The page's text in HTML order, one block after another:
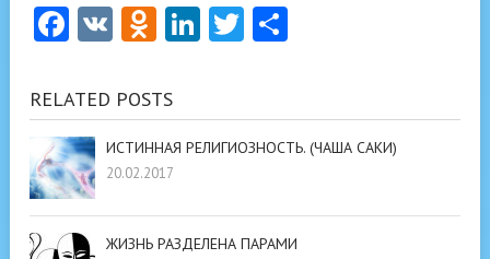
Facebook
VK Odnoklassniki
LinkedIn
Twitter
RELATED POSTS
ИСТИННАЯ РЕЛИГИОЗНОСТЬ. (ЧАША САКИ)
20.02.2017
ЖИЗНЬ РАЗДЕЛЕНА ПАРАМИ